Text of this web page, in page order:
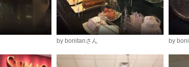
by bonitanさん by